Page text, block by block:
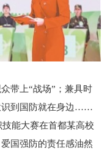
带上“战场”；兼具时
识到国防就在身边……
能大赛在首都某高校
国强防的责任感油然